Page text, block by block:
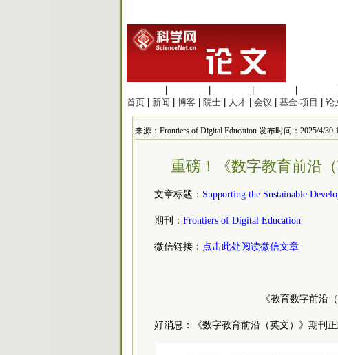
首页
新闻 博客 院士 人才 会议 基金·项目 论
来源：Frontiers of Digital Education 发布时间：2025/4/30
重磅！《数字教育前沿
文章标题： Supporting the Sustainable
期刊： Frontiers of Digital Education
微信链接： 点击此处阅读微信文章
《教育数字前沿
好消息：《数字教育前沿（英文）》期刊